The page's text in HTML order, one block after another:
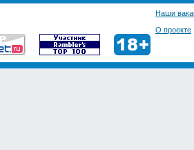
Наши
О проекте